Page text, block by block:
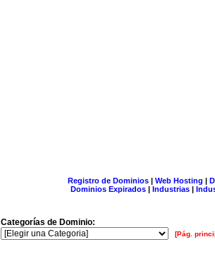
Registro de Dominios| Web Hosting |
Dominios Expirados | Industrias |
Categorías de Dominio:
[Pág.